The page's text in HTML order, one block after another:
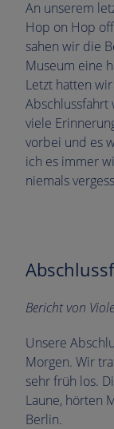
An unserem
Hop on Hop
sahen wir die
Museum eine
Letzt hatten
Abschlussfahrt
viele
vorbei und es
ich es immer
niemals
Bericht von
Unsere
Morgen. Wir
sehr früh los.
Laune, hörten
Berlin.